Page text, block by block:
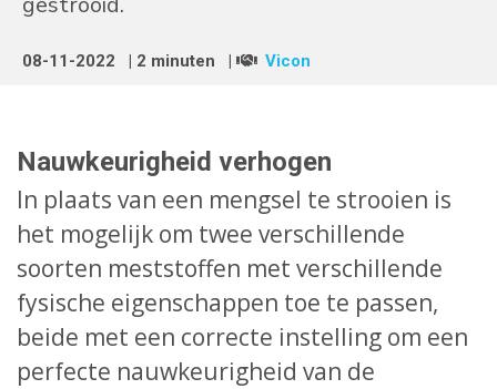
08-11-2022 | 2 minuten | Vicon
Nauwkeurigheid verhogen
In plaats van een mengsel te strooien is
het mogelijk om twee verschillende
soorten meststoffen met verschillende
fysische eigenschappen toe te passen,
beide met een correcte instelling om een
perfecte nauwkeurigheid van de